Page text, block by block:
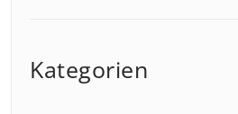
Kategorien